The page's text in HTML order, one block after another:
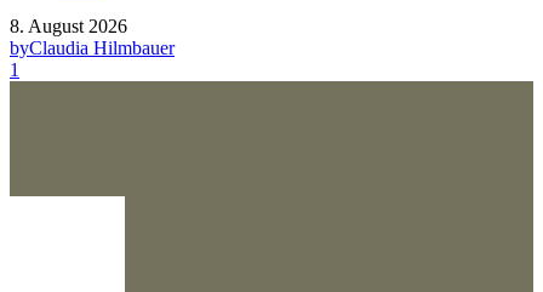
8. August 2026
byClaudia Hilmbauer
1